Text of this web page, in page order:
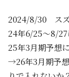
2024/8/30 ス
24年6/25～8/27
25年3月期予想
→26年3月期予